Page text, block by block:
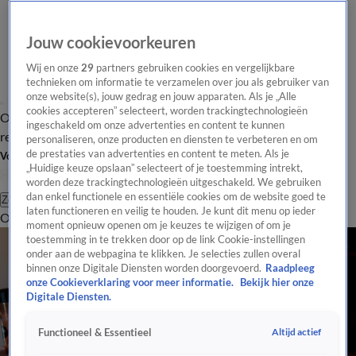
Overzicht Laatste nieuws Regionieuws Het beste van Hart
Tip de
redactie
Volg Hart van Nederland
Zoeken
OverzichtRegioUitzendingenWeerTip de redactiePanelVideo's
Jouw cookievoorkeuren
Wij en onze29 partners gebruiken cookies en vergelijkbare
technieken om informatie te verzamelen over jou als gebruiker van
onze website(s), jouw gedrag en jouw apparaten. Als je „Alle
cookies accepteren” selecteert, worden trackingtechnologieën
ingeschakeld om onze advertenties en content te kunnen
personaliseren, onze producten en diensten te verbeteren en om
de prestaties van advertenties en content te meten. Als je
„Huidige keuze opslaan” selecteert of je toestemming intrekt,
worden deze trackingtechnologieën uitgeschakeld. We gebruiken
dan enkel functionele en essentiële cookies om de website goed te
laten functioneren en veilig te houden. Je kunt dit menu op ieder
moment opnieuw openen om je keuzes te wijzigen of om je
toestemming in te trekken door op de link Cookie-instellingen
onder aan de webpagina te klikken. Je selecties zullen overal
binnen onze Digitale Diensten worden doorgevoerd. Raadpleeg
onze Cookieverklaring voor meer informatie.
Bekijk hier onze
Digitale Diensten.
Functioneel & Essentieel Altijd actief